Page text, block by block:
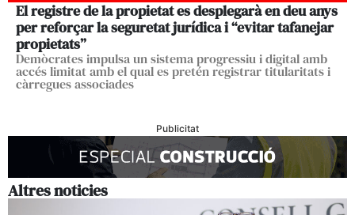
El registre de la propietat es desplegarà en deu anys
per reforçar la seguretat jurídica i “evitar tafanejar
propietats”
Demòcrates impulsa un sistema progressiu i digital amb
accés limitat amb el qual es pretén registrar titularitats i
càrregues associades
Publicitat
Altres noticies